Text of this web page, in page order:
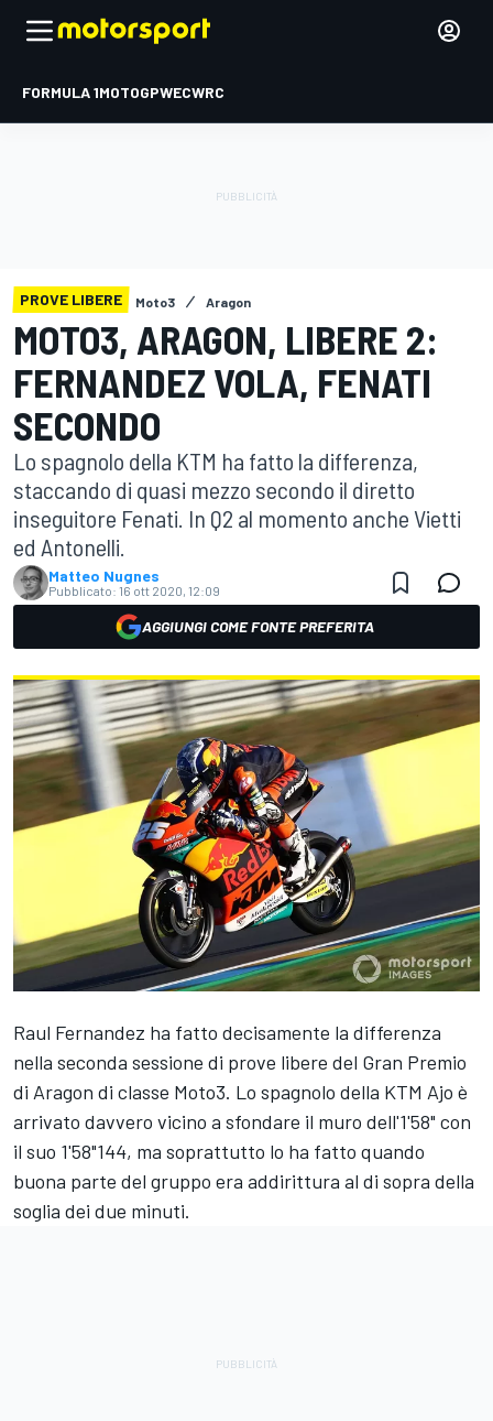
FORMULA 1MOTOGPWECWRC
PROVE LIBERE Moto3 Aragon
MOTO3, ARAGON, LIBERE 2:
FERNANDEZ VOLA, FENATI
SECONDO
Lo spagnolo della KTM ha fatto la differenza,
staccando di quasi mezzo secondo il diretto
inseguitore Fenati. In Q2 al momento anche Vietti
ed Antonelli.
Matteo Nugnes
Pubblicato: 16 ott 2020, 12:09
AGGIUNGI COME FONTE PREFERITA
Raul Fernandez ha fatto decisamente la differenza
nella seconda sessione di prove libere del Gran Premio
di Aragon di classe Moto3. Lo spagnolo della KTM Ajo è
arrivato davvero vicino a sfondare il muro dell'1'58" con
il suo 1'58"144, ma soprattutto lo ha fatto quando
buona parte del gruppo era addirittura al di sopra della
soglia dei due minuti.